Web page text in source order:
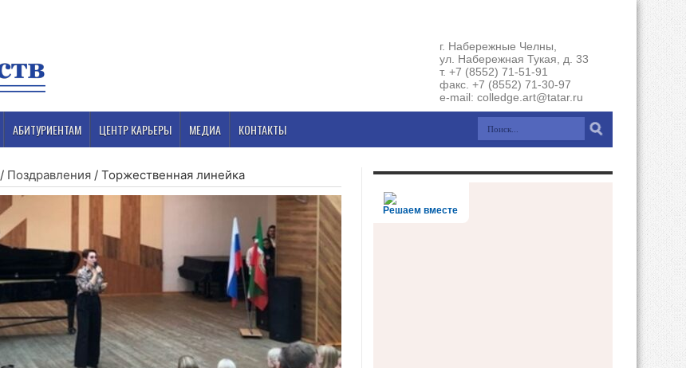
г. Набережные Челны,
ул. Набережная Тукая, д. 33
т. +7 (8552) 71-51-91
факс. +7 (8552) 71-30-97
e-mail: colledge.art@tatar.ru
АБИТУРИЕНТАМ ЦЕНТР КАРЬЕРЫ МЕДИА КОНТАКТЫ
/ Поздравления / Торжественная линейка
Решаем вместе